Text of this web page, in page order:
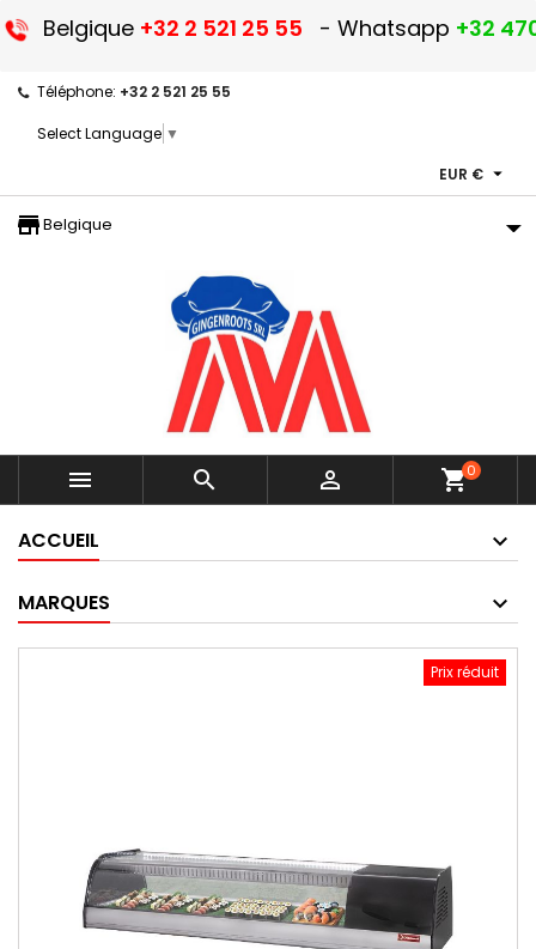
Belgique +32 2 521 25 55 - Whatsapp +32
Téléphone: +32 2 521 25 55
Select Language ▼
EUR € 
storefront
Belgique
   shopping_cart0
ACCUEIL
MARQUES
Prix réduit